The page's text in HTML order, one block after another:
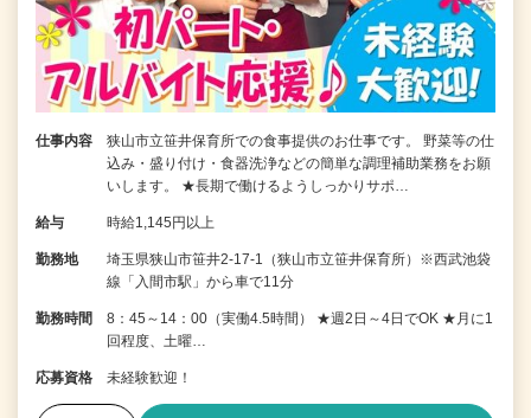
仕事内容
狭山市立笹井保育所での食事提供のお仕事です。 野菜等の仕
込み・盛り付け・食器洗浄などの簡単な調理補助業務をお願
いします。 ★長期で働けるようしっかりサポ…
給与 時給1,145円以上
勤務地
埼玉県狭山市笹井2-17-1（狭山市立笹井保育所）※西武池袋
線「入間市駅」から車で11分
勤務時間
8：45～14：00（実働4.5時間） ★週2日～4日でOK ★月に1
回程度、土曜…
応募資格 未経験歓迎！